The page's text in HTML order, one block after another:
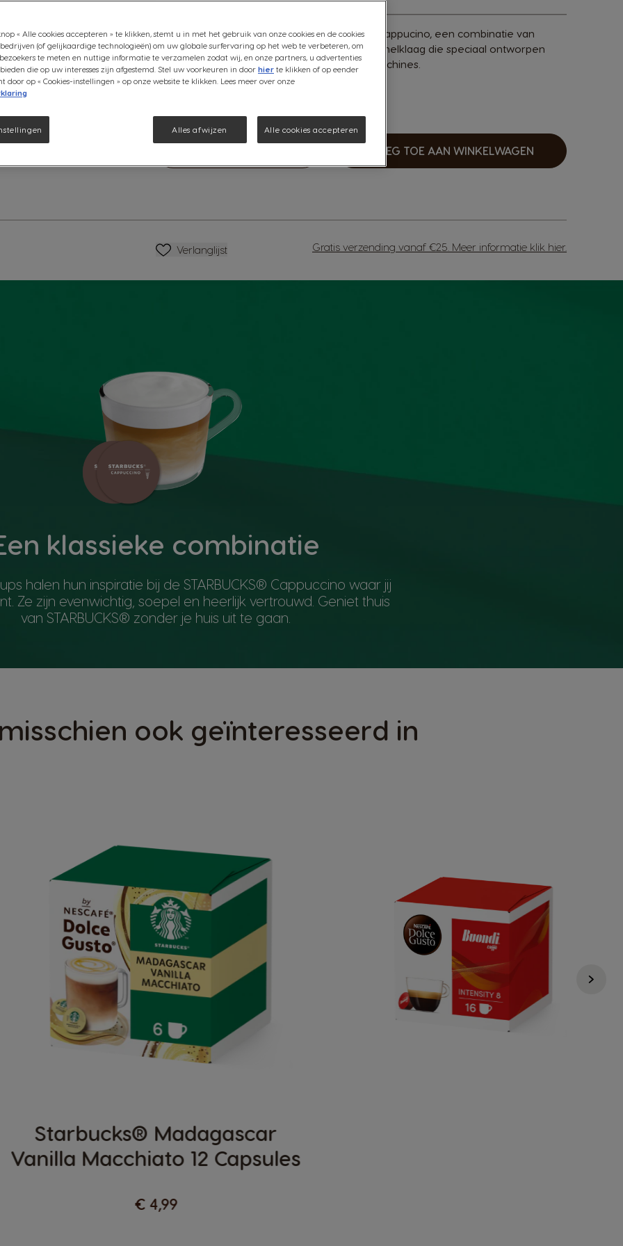
Pictogram capsule
Pictogram capsule
Geniet van de rijke en romige STARBUCKS® Cappucino, een combinatie van
donker gebrande espresso met een romige melklaag die speciaal ontworpen
werd voor NESCAFÉ® Dolce Gusto®-koffiemachines.
Bekijk ingrediënten
€ 4,99
VOEG TOE AAN WINKELWAGEN
Gratis verzending vanaf €25. Meer informatie klik hier
Verlanglijstje
Verlanglijst
klassieke combinatie
halen hun inspiratie bij de STARBUCKS® Cappuccino waar jij
Ze zijn evenwichtig, soepel en heerlijk vertrouwd. Geniet thuis
van STARBUCKS® zonder je huis uit te gaan.
ook geïnteresseerd in
Starbucks® Madagascar
Vanilla Macchiato 12 Capsules
€ 4,99
« Alle cookies accepteren » te klikken, stemt u in met het gebruik van onze cookies en de cookies
(of gelijkaardige technologieën) om uw globale surfervaring op het web te verbeteren, om
te meten en nuttige informatie te verzamelen zodat wij, en onze partners, u advertenties
die op uw interesses zijn afgestemd. Stel uw voorkeuren in door hier te klikken of op eender
door op « Cookies-instellingen » op onze website te klikken. Lees meer over onze
Alles afwijzen Alle cookies accepteren